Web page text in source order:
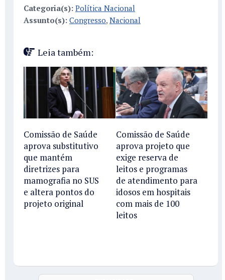
Categoria(s): Política Nacional
Assunto(s): Congresso, Nacional
Leia também:
Comissão de Saúde
aprova substitutivo
que mantém
diretrizes para
mamografia no SUS
e altera pontos do
projeto original
Comissão de Saúde
aprova projeto que
exige reserva de
leitos e programas
de atendimento para
idosos em hospitais
com mais de 100
leitos